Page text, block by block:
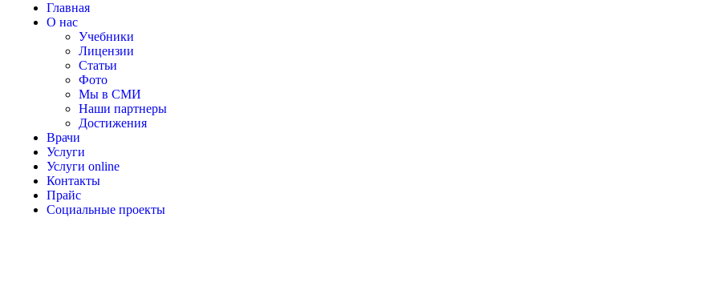
Главная
О нас
Учебники
Лицензии
Статьи
Фото
Мы в СМИ
Наши партнеры
Достижения
Врачи
Услуги
Услуги online
Контакты
Прайс
Социальные проекты